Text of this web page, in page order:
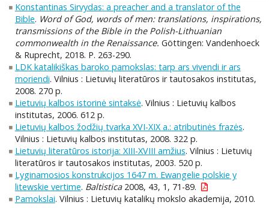
Konstantinas Sirvydas: a preacher and a translator of the
Bible. Word of God, words of men: translations, inspirations,
transmissions of the Bible in the Polish-Lithuanian
commonwealth in the Renaissance. Göttingen: Vandenhoeck
& Ruprecht, 2018. P. 263-290.
LDK katalikiškas baroko pamokslas: tarp ars vivendi ir ars
moriendi. Vilnius : Lietuvių literatūros ir tautosakos institutas,
2008. 270 p.
Lietuvių kalbos istorinė sintaksė. Vilnius : Lietuvių kalbos
institutas, 2006. 612 p.
Lietuvių kalbos žodžių tvarka XVI-XIX a.: atributinės frazės.
Vilnius : Lietuvių kalbos institutas, 2008. 322 p.
Lietuvių literatūros istorija: XIII-XVIII amžius. Vilnius : Lietuvių
literatūros ir tautosakos institutas, 2003. 520 p.
Lyginamosios konstrukcijos 1647 m. Ewangelie polskie y
litewskie vertime. Baltistica2008, 43, 1, 71-89.
Pamokslai. Vilnius : Lietuvių katalikų mokslo akademija, 2010.